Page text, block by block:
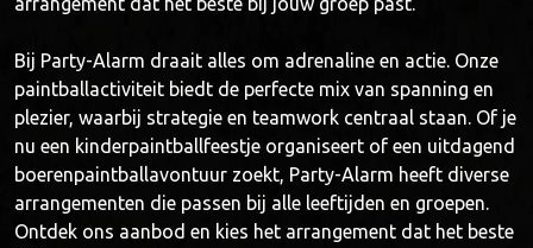
Bij Party-Alarm draait alles om adrenaline en actie. Onze
paintballactiviteit biedt de perfecte mix van spanning en
plezier, waarbij strategie en teamwork centraal staan. Of je
nu een kinderpaintballfeestje organiseert of een uitdagend
boerenpaintballavontuur zoekt, Party-Alarm heeft diverse
arrangementen die passen bij alle leeftijden en groepen.
Ontdek ons aanbod en kies het arrangement dat het beste